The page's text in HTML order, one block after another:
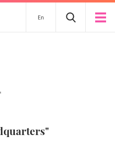
En